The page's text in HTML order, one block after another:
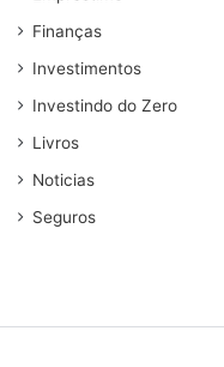
Finanças
Investimentos
Investindo do Zero
Livros
Noticias
Seguros